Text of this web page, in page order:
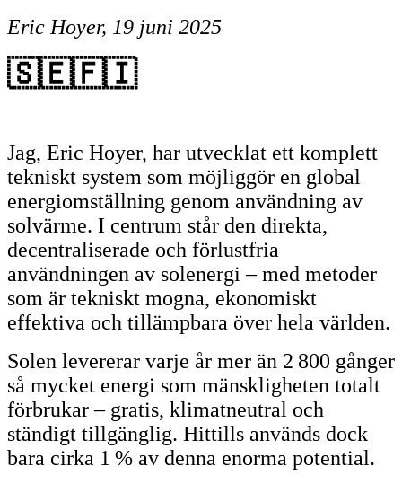
Eric Hoyer, 19 juni 2025
🇸🇪🇫🇮
Jag, Eric Hoyer, har utvecklat ett komplett
tekniskt system som möjliggör en global
energiomställning genom användning av
solvärme. I centrum står den direkta,
decentraliserade och förlustfria
användningen av solenergi – med metoder
som är tekniskt mogna, ekonomiskt
effektiva och tillämpbara över hela världen.
Solen levererar varje år mer än 2 800 gånger
så mycket energi som mänskligheten totalt
förbrukar – gratis, klimatneutral och
ständigt tillgänglig. Hittills används dock
bara cirka 1 % av denna enorma potential.